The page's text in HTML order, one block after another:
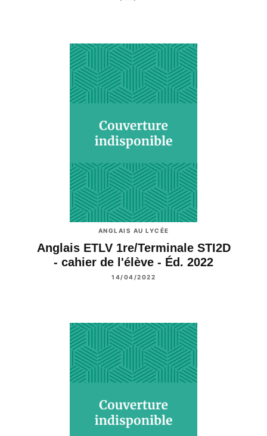
ANGLAIS AU LYCÉE
Anglais ETLV 1re/Terminale STI2D
- cahier de l'élève - Éd. 2022
14/04/2022